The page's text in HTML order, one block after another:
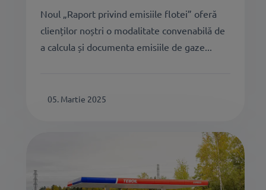
Noul „Raport privind emisiile flotei” oferă
clienților noștri o modalitate convenabilă de
a calcula și documenta emisiile de gaze...
05. Martie 2025